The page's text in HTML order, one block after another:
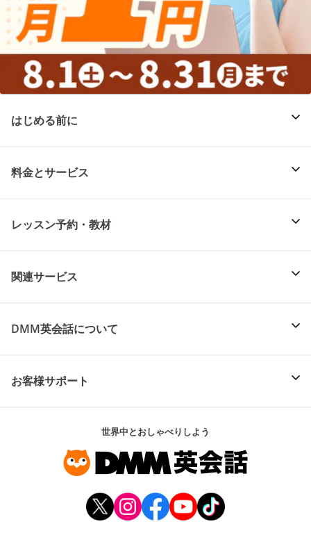
はじめる前に
料金とサービス
レッスン予約・教材
関連サービス
DMM英会話について
お客様サポート
世界中とおしゃべりしよう